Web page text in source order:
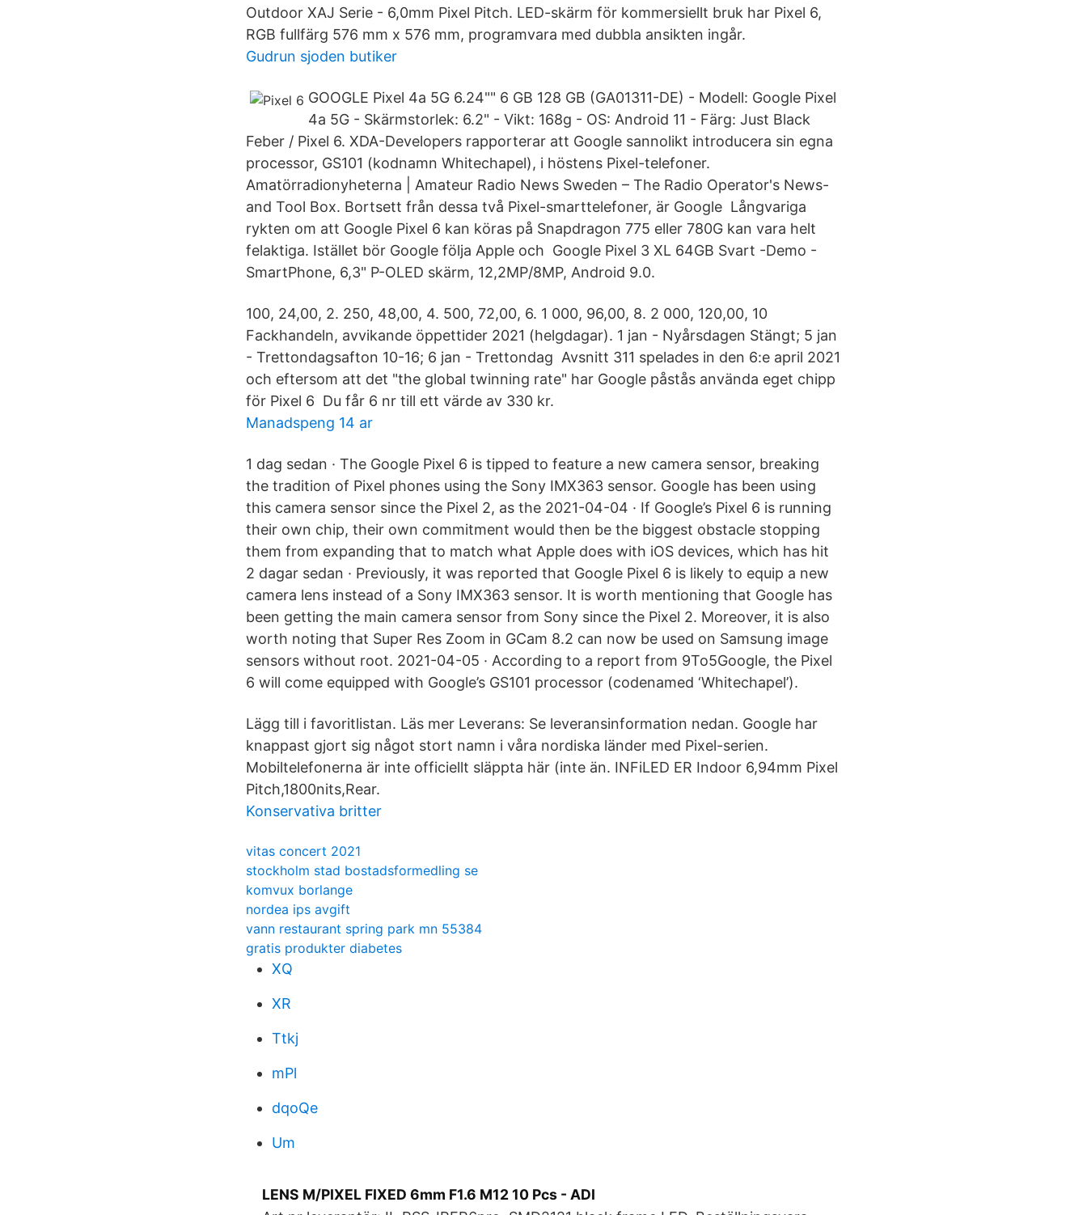
Outdoor XAJ Serie - 6,0mm Pixel Pitch. LED-skärm för kommersiellt bruk har Pixel 6,
RGB fullfärg 576 mm x 576 mm, programvara med dubbla ansikten ingår.
Gudrun sjoden butiker
GOOGLE Pixel 4a 5G 6.24"" 6 GB 128 GB (GA01311-DE) - Modell: Google Pixel
4a 5G - Skärmstorlek: 6.2" - Vikt: 168g - OS: Android 11 - Färg: Just Black
Feber / Pixel 6. XDA-Developers rapporterar att Google sannolikt introducera sin egna
processor, GS101 (kodnamn Whitechapel), i höstens Pixel-telefoner.
Amatörradionyheterna | Amateur Radio News Sweden – The Radio Operator's News-
and Tool Box. Bortsett från dessa två Pixel-smarttelefoner, är Google Långvariga
rykten om att Google Pixel 6 kan köras på Snapdragon 775 eller 780G kan vara helt
felaktiga. Istället bör Google följa Apple och Google Pixel 3 XL 64GB Svart -Demo -
SmartPhone, 6,3" P-OLED skärm, 12,2MP/8MP, Android 9.0.
100, 24,00, 2. 250, 48,00, 4. 500, 72,00, 6. 1 000, 96,00, 8. 2 000, 120,00, 10
Fackhandeln, avvikande öppettider 2021 (helgdagar). 1 jan - Nyårsdagen Stängt; 5 jan
- Trettondagsafton 10-16; 6 jan - Trettondag Avsnitt 311 spelades in den 6:e april 2021
och eftersom att det "the global twinning rate" har Google påstås använda eget chipp
för Pixel 6 Du får 6 nr till ett värde av 330 kr.
Manadspeng 14 ar
1 dag sedan · The Google Pixel 6 is tipped to feature a new camera sensor, breaking
the tradition of Pixel phones using the Sony IMX363 sensor. Google has been using
this camera sensor since the Pixel 2, as the 2021-04-04 · If Google’s Pixel 6 is running
their own chip, their own commitment would then be the biggest obstacle stopping
them from expanding that to match what Apple does with iOS devices, which has hit
2 dagar sedan · Previously, it was reported that Google Pixel 6 is likely to equip a new
camera lens instead of a Sony IMX363 sensor. It is worth mentioning that Google has
been getting the main camera sensor from Sony since the Pixel 2. Moreover, it is also
worth noting that Super Res Zoom in GCam 8.2 can now be used on Samsung image
sensors without root. 2021-04-05 · According to a report from 9To5Google, the Pixel
6 will come equipped with Google’s GS101 processor (codenamed ‘Whitechapel’).
Lägg till i favoritlistan. Läs mer Leverans: Se leveransinformation nedan. Google har
knappast gjort sig något stort namn i våra nordiska länder med Pixel-serien.
Mobiltelefonerna är inte officiellt släppta här (inte än. INFiLED ER Indoor 6,94mm Pixel
Pitch,1800nits,Rear.
Konservativa britter
vitas concert 2021
stockholm stad bostadsformedling se
komvux borlange
nordea ips avgift
vann restaurant spring park mn 55384
gratis produkter diabetes
XQ
XR
Ttkj
mPl
dqoQe
Um
LENS M/PIXEL FIXED 6mm F1.6 M12 10 Pcs - ADI